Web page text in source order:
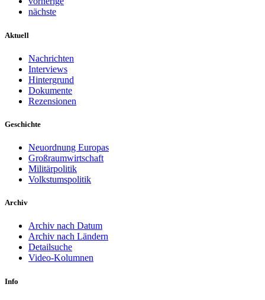
nächste
Aktuell
Nachrichten
Interviews
Hintergrund
Dokumente
Rezensionen
Geschichte
Neuordnung Europas
Großraumwirtschaft
Militärpolitik
Volkstumspolitik
Archiv
Archiv nach Datum
Archiv nach Ländern
Detailsuche
Video-Kolumnen
Info